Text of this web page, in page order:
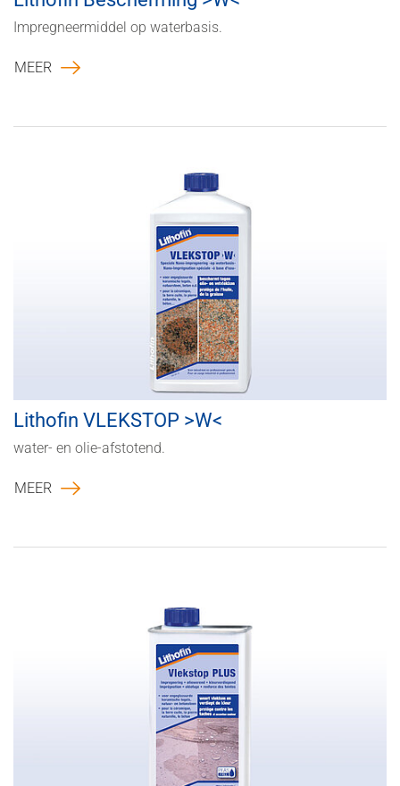
Impregneermiddel op waterbasis.
MEER
Lithofin VLEKSTOP >W<
water- en olie-afstotend.
MEER